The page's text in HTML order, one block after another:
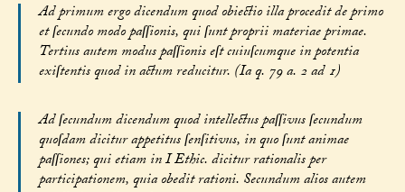
Ad primum ergo dicendum quod obiectio illa procedit de primo
et ſecundo modo paſſionis, qui ſunt proprii materiae primae.
Tertius autem modus paſſionis eſt cuiuſcumque in potentia
exiſtentis quod in actum reducitur. (Ia q. 79 a. 2 ad 1)
Ad ſecundum dicendum quod intellectus paſſivus ſecundum
quoſdam dicitur appetitus ſenſitivus, in quo ſunt animae
paſſiones; qui etiam in I Ethic. dicitur rationalis per
participationem, quia obedit rationi. Secundum alios autem